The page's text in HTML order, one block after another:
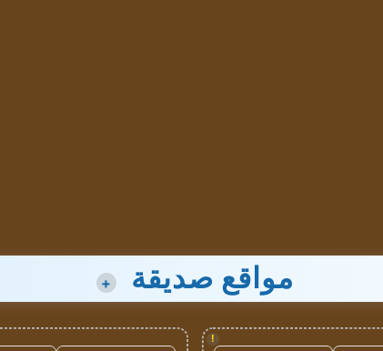
مواقع صديقة +
!